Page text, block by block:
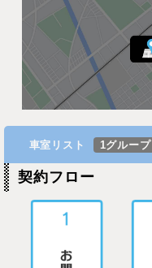
車室リスト 1グループ
契約フロー